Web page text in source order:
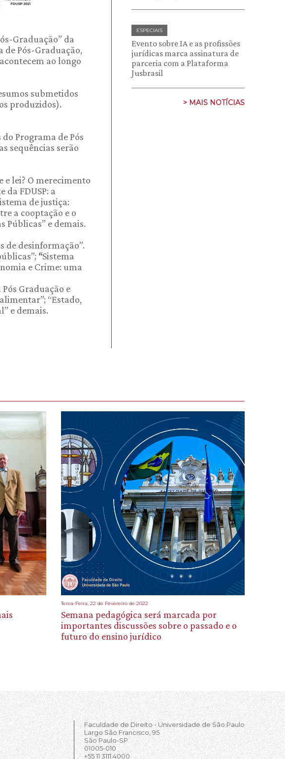
Graduação” da
de Pós-Graduação,
ao longo
submetidos
produzidos).
do Programa de Pós
sequências serão
e lei? O merecimento
FDUSP: a
de justiça:
a cooptação e o
Públicas” e demais.
de desinformação”.
“Sistema
e Crime: uma
Graduação e
“Estado,
e demais.
ESPECIAIS
Evento sobre IA e as profissões
jurídicas marca assinatura de
parceria com a Plataforma
Jusbrasil
> MAIS NOTÍCIAS
Terca-Feira, 22 de Fevereiro de 2022
Semana pedagógica será marcada por
importantes discussões sobre o passado e o
futuro do ensino jurídico
Faculdade de Direito - Universidade de São Paulo
Largo São Francisco, 95
São Paulo-SP
01005-010
+55 11 3111.4000